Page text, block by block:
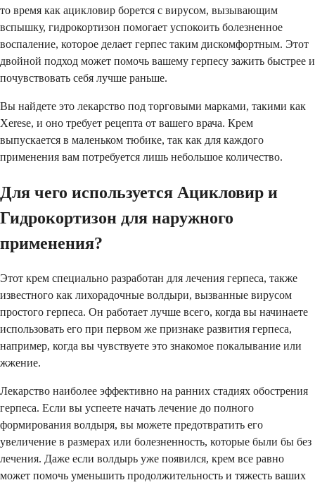
то время как ацикловир борется с вирусом, вызывающим
вспышку, гидрокортизон помогает успокоить болезненное
воспаление, которое делает герпес таким дискомфортным. Этот
двойной подход может помочь вашему герпесу зажить быстрее и
почувствовать себя лучше раньше.
Вы найдете это лекарство под торговыми марками, такими как
Xerese, и оно требует рецепта от вашего врача. Крем
выпускается в маленьком тюбике, так как для каждого
применения вам потребуется лишь небольшое количество.
Для чего используется Ацикловир и
Гидрокортизон для наружного
применения?
Этот крем специально разработан для лечения герпеса, также
известного как лихорадочные волдыри, вызванные вирусом
простого герпеса. Он работает лучше всего, когда вы начинаете
использовать его при первом же признаке развития герпеса,
например, когда вы чувствуете это знакомое покалывание или
жжение.
Лекарство наиболее эффективно на ранних стадиях обострения
герпеса. Если вы успеете начать лечение до полного
формирования волдыря, вы можете предотвратить его
увеличение в размерах или болезненность, которые были бы без
лечения. Даже если волдырь уже появился, крем все равно
может помочь уменьшить продолжительность и тяжесть ваших